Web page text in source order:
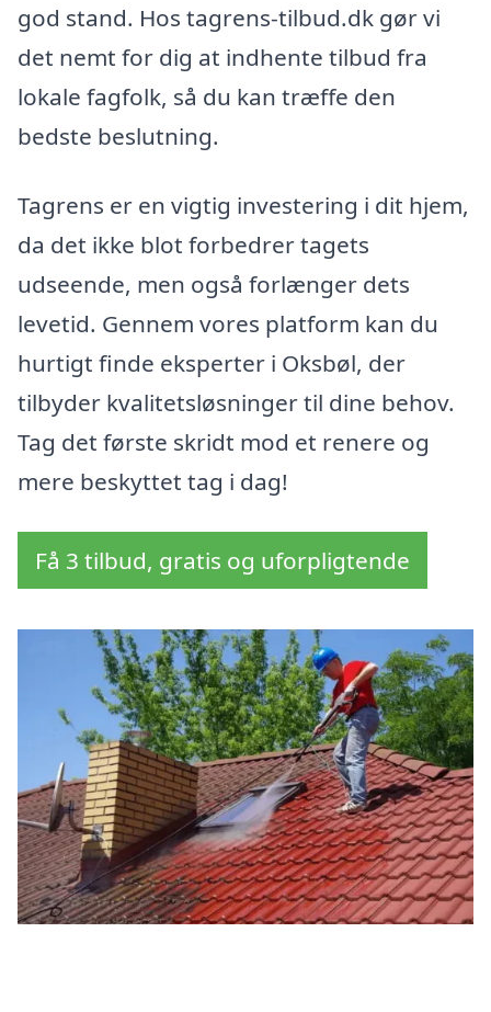
god stand. Hos tagrens-tilbud.dk gør vi
det nemt for dig at indhente tilbud fra
lokale fagfolk, så du kan træffe den
bedste beslutning.
Tagrens er en vigtig investering i dit hjem,
da det ikke blot forbedrer tagets
udseende, men også forlænger dets
levetid. Gennem vores platform kan du
hurtigt finde eksperter i Oksbøl, der
tilbyder kvalitetsløsninger til dine behov.
Tag det første skridt mod et renere og
mere beskyttet tag i dag!
Få 3 tilbud, gratis og uforpligtende